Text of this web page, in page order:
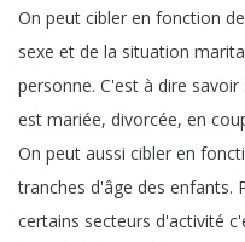
On peut cibler en fonction de
sexe et de la situation
personne. C'est à dire savoir
est mariée, divorcée, en
On peut aussi cibler en
tranches d'âge des enfants.
certains secteurs d'activité